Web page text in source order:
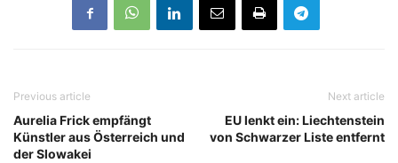
Previous article
Aurelia Frick empfängt
Künstler aus Österreich und
der Slowakei
Next article
EU lenkt ein: Liechtenstein
von Schwarzer Liste entfernt